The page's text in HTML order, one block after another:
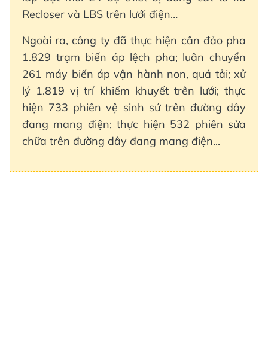
Recloser và LBS trên lưới điện…
Ngoài ra, công ty đã thực hiện cân đảo pha
1.829 trạm biến áp lệch pha; luân chuyển
261 máy biến áp vận hành non, quá tải; xử
lý 1.819 vị trí khiếm khuyết trên lưới; thực
hiện 733 phiên vệ sinh sứ trên đường dây
đang mang điện; thực hiện 532 phiên sửa
chữa trên đường dây đang mang điện...